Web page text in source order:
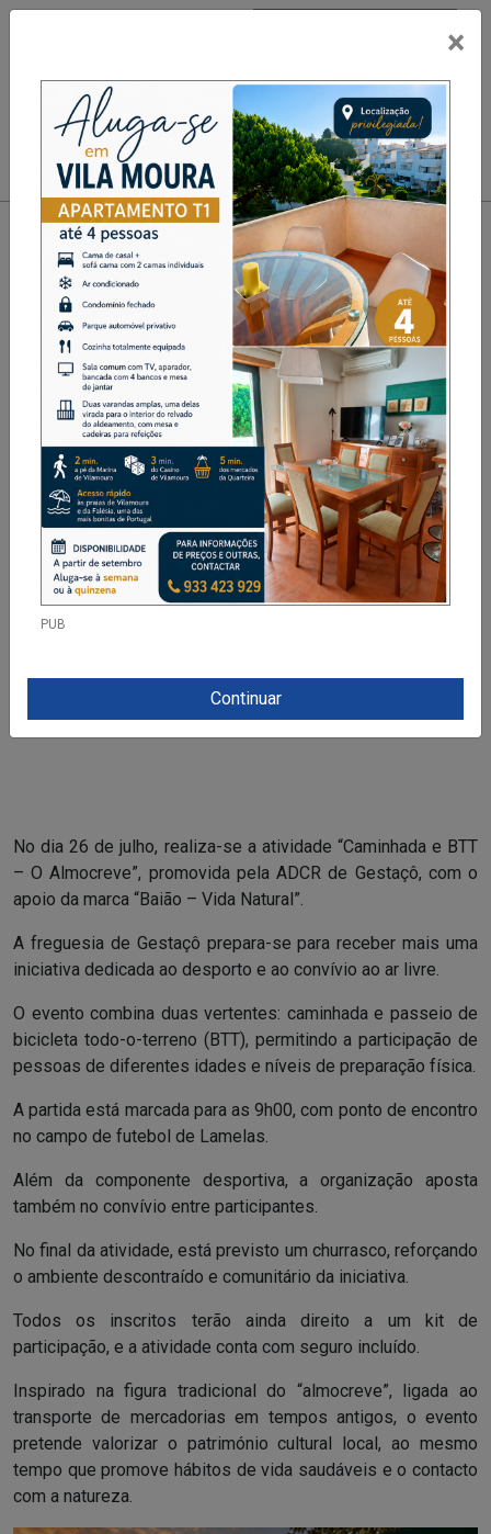
PUB
Toggle navigation
×
PUB
Continuar
ADCR de Gestaçô organiza
Caminhada e BTT “O
Almocreve”
Destaque
No dia 26 de julho, realiza-se a atividade “Caminhada e BTT
– O Almocreve”, promovida pelaADCR de Gestaçô, com o
apoio da marca “Baião – Vida Natural”.
A freguesia de Gestaçô prepara-se para receber mais uma
iniciativa dedicada ao desporto e ao convívio ao ar livre.
O evento combina duas vertentes: caminhada e passeio de
bicicleta todo-o-terreno (BTT), permitindo a participação de
pessoas de diferentes idades e níveis de preparação física.
A partida está marcada para as 9h00, com ponto de encontro
no campo de futebol de Lamelas.
Além da componente desportiva, a organização aposta
também no convívio entre participantes.
No final da atividade, está previsto um churrasco, reforçando
o ambiente descontraído e comunitário da iniciativa.
Todos os inscritos terão ainda direito a um kit de
participação, e a atividade conta com seguro incluído.
Inspirado na figura tradicional do “almocreve”, ligada ao
transporte de mercadorias em tempos antigos, o evento
pretende valorizar o património cultural local, ao mesmo
tempo que promove hábitos de vida saudáveis e o contacto
com a natureza.